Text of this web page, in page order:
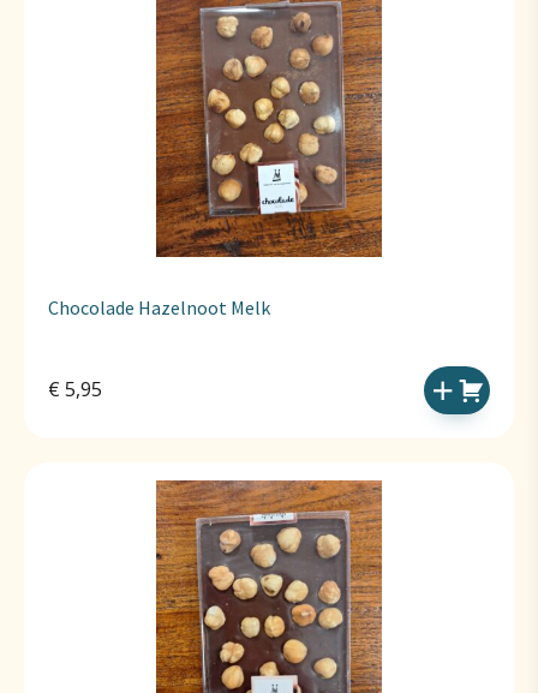
Chocolade Hazelnoot Melk
€ 5,95